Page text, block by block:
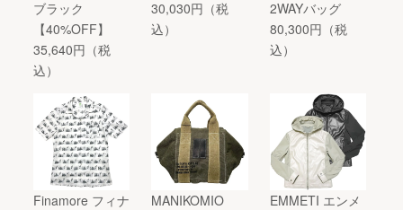
ブラック
【40%OFF】
35,640円（税
込）
30,030円（税
込）
2WAYバッグ
80,300円（税
込）
Finamore フィナ
MANIKOMIO
EMMETI エンメ